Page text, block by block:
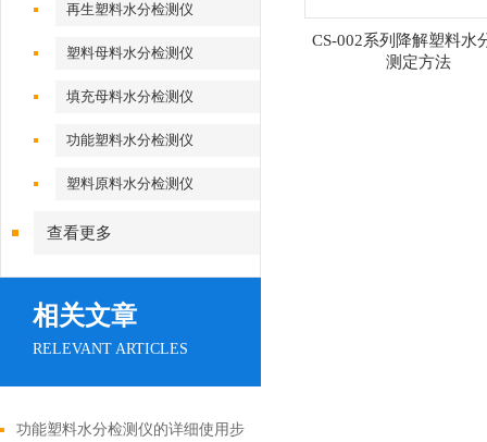
再生塑料水分检测仪
塑料母料水分检测仪
填充母料水分检测仪
功能塑料水分检测仪
塑料原料水分检测仪
查看更多
相关文章
RELEVANT ARTICLES
功能塑料水分检测仪的详细使用步
CS-002系列降解塑料水
测定方法